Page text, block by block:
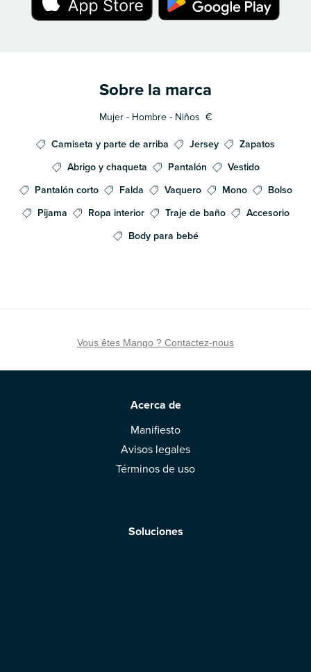
Sobre la marca
Mujer - Hombre - Niños €
Camiseta y parte de arriba Jersey
Zapatos
Abrigo y chaqueta
Pantalón
Vestido
Pantalón corto
Falda Vaquero Mono
Bolso
Pijama
Ropa interior Traje de baño
Accesorio
Body para bebé
Vous êtes Mango ? Contactez-nous
Acerca de
Manifiesto
Avisos legales
Términos de uso
Soluciones